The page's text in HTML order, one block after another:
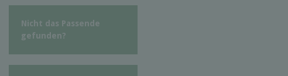
Nicht das Passende
gefunden?